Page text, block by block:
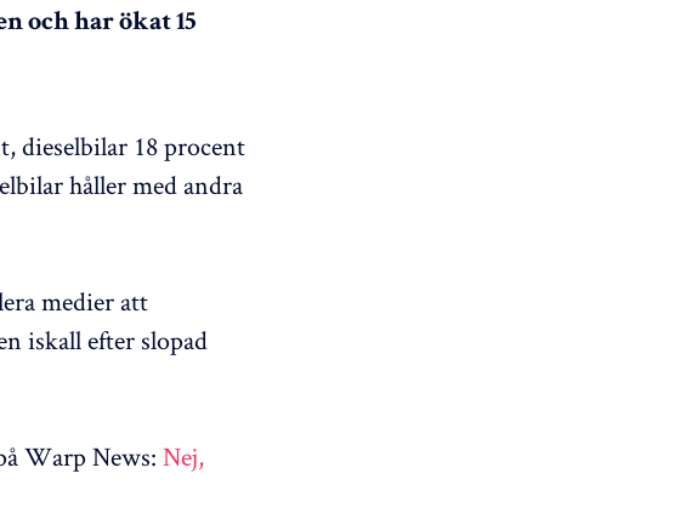
och har ökat 15
dieselbilar 18 procent
håller med andra
medier att
iskall efter slopad
Warp News: Nej,